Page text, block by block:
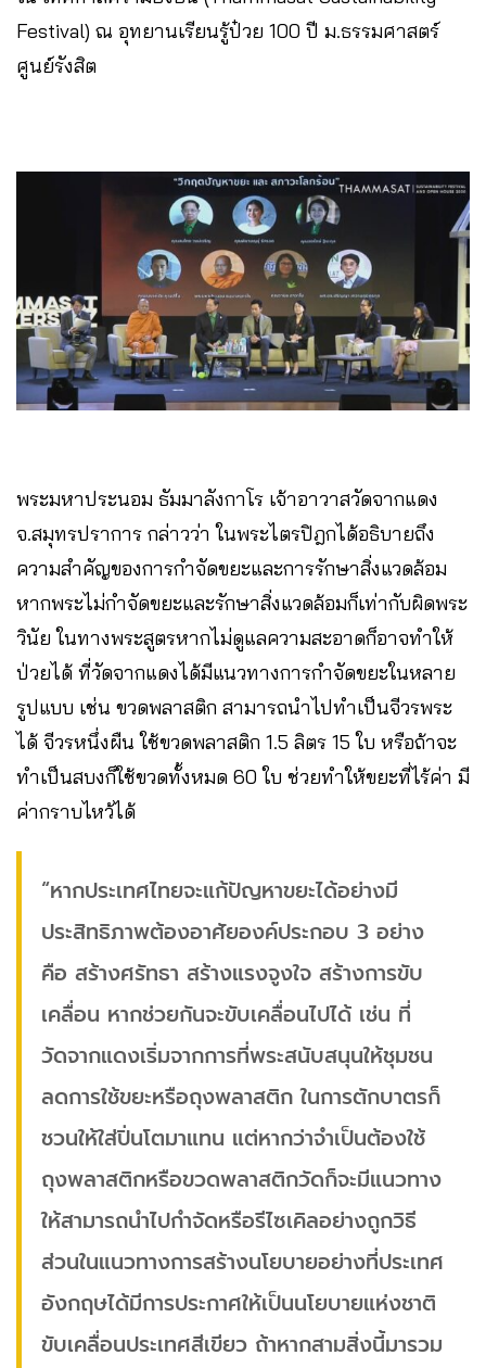
Festival) ณ อุทยานเรียนรู้ป๋วย 100 ปี ม.ธรรมศาสตร์
ศูนย์รังสิต
พระมหาประนอม ธัมมาลังกาโร เจ้าอาวาสวัดจากแดง
จ.สมุทรปราการ กล่าวว่า ในพระไตรปิฎกได้อธิบายถึง
ความสำคัญของการกำจัดขยะและการรักษาสิ่งแวดล้อม
หากพระไม่กำจัดขยะและรักษาสิ่งแวดล้อมก็เท่ากับผิดพระ
วินัย ในทางพระสูตรหากไม่ดูแลความสะอาดก็อาจทำให้
ป่วยได้ ที่วัดจากแดงได้มีแนวทางการกำจัดขยะในหลาย
รูปแบบ เช่น ขวดพลาสติก สามารถนำไปทำเป็นจีวรพระ
ได้ จีวรหนึ่งผืน ใช้ขวดพลาสติก 1.5 ลิตร 15 ใบ หรือถ้าจะ
ทำเป็นสบงก็ใช้ขวดทั้งหมด 60 ใบ ช่วยทำให้ขยะที่ไร้ค่า มี
ค่ากราบไหว้ได้
“หากประเทศไทยจะแก้ปัญหาขยะได้อย่างมี
ประสิทธิภาพต้องอาศัยองค์ประกอบ 3 อย่าง
คือ สร้างศรัทธา สร้างแรงจูงใจ สร้างการขับ
เคลื่อน หากช่วยกันจะขับเคลื่อนไปได้ เช่น ที่
วัดจากแดงเริ่มจากการที่พระสนับสนุนให้ชุมชน
ลดการใช้ขยะหรือถุงพลาสติก ในการตักบาตรก็
ชวนให้ใส่ปิ่นโตมาแทน แต่หากว่าจำเป็นต้องใช้
ถุงพลาสติกหรือขวดพลาสติกวัดก็จะมีแนวทาง
ให้สามารถนำไปกำจัดหรือรีไซเคิลอย่างถูกวิธี
ส่วนในแนวทางการสร้างนโยบายอย่างที่ประเทศ
อังกฤษได้มีการประกาศให้เป็นนโยบายแห่งชาติ
ขับเคลื่อนประเทศสีเขียว ถ้าหากสามสิ่งนี้มารวม